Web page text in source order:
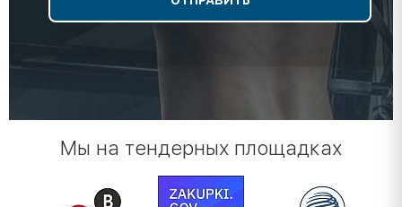
Мы на тендерных площадках